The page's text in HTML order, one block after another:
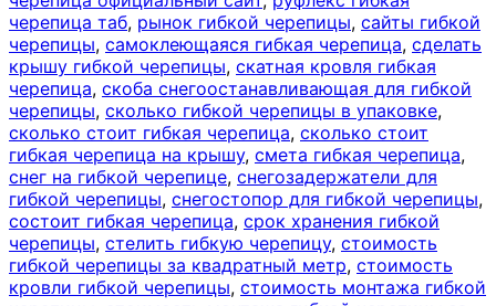
черепица таб, рынок гибкой черепицы, сайты гибкой
черепицы, самоклеющаяся гибкая черепица, сделать
крышу гибкой черепицы, скатная кровля гибкая
черепица, скоба снегоостанавливающая для гибкой
черепицы, сколько гибкой черепицы в упаковке,
сколько стоит гибкая черепица, сколько стоит
гибкая черепица на крышу, смета гибкая черепица,
снег на гибкой черепице, снегозадержатели для
гибкой черепицы, снегостопор для гибкой черепицы,
состоит гибкая черепица, срок хранения гибкой
черепицы, стелить гибкую черепицу, стоимость
гибкой черепицы за квадратный метр, стоимость
кровли гибкой черепицы, стоимость монтажа гибкой